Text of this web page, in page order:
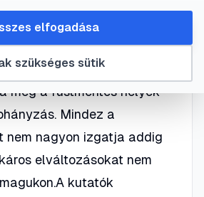
azt halljuk, hogy a
káros az egészségre,
meg a füstmentes helyek
Mindez a
nem nagyon izgatja addig
elváltozásokat nem
kutatók
szükséges sütik
elfogadása